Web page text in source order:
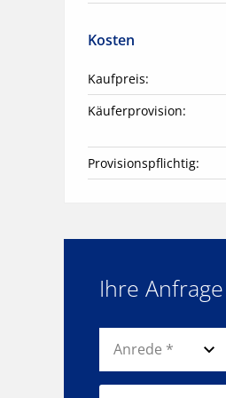
Kosten
Kaufpreis:
Käuferprovision:
Provisionspflichtig:
Ihre Anfrage